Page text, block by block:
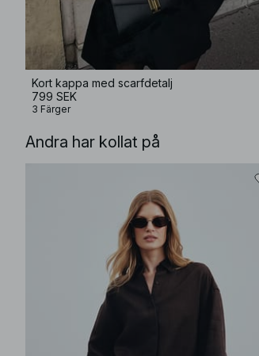
Kort kappa med scarfdetalj
799 SEK
3 Färger
Andra har kollat på